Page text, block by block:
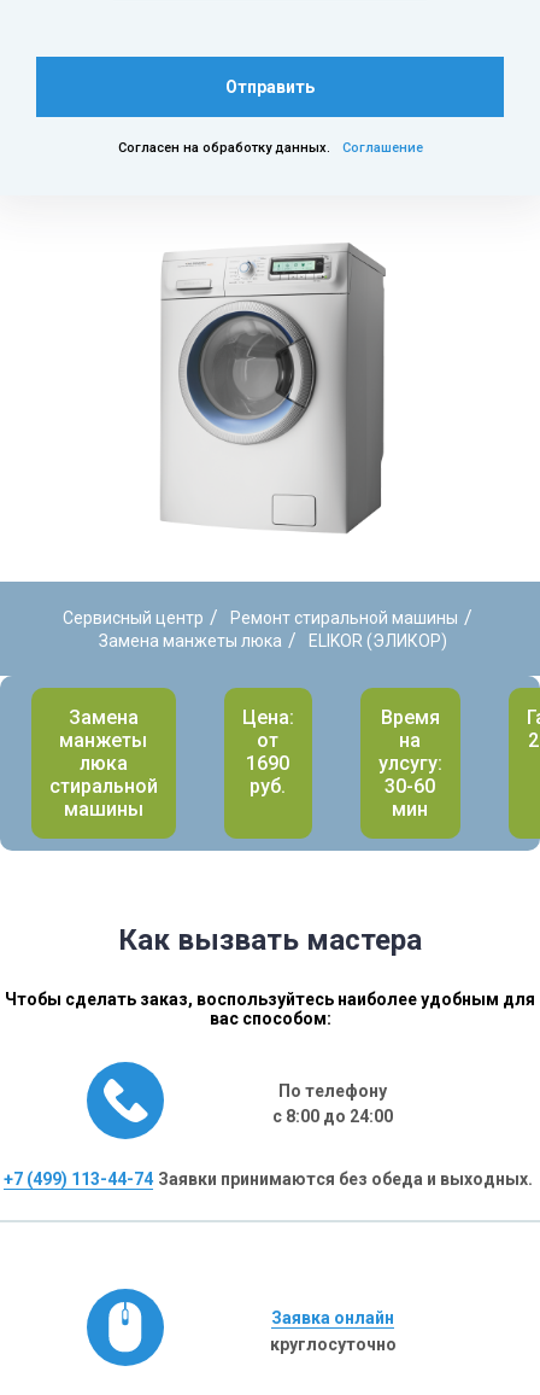
Отправить
Согласен на обработку данных. Соглашение
Сервисный центр / Ремонт стиральной машины /
Замена манжеты люка / ELIKOR (ЭЛИКОР)
Замена
манжеты
люка
стиральной
машины
Цена:
от
1690
руб.
Время
на
улсугу:
30-60
мин
Как вызвать мастера
Чтобы сделать заказ, воспользуйтесь наиболее удобным для
вас способом:
По телефону
с 8:00 до 24:00
+7 (499) 113-44-74 Заявки принимаются без обеда и выходных.
Заявка онлайн
круглосуточно